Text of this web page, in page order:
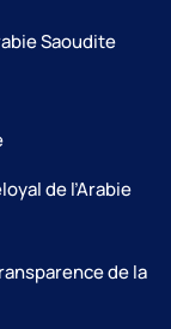
Saoudite
de l’Arabie
de la